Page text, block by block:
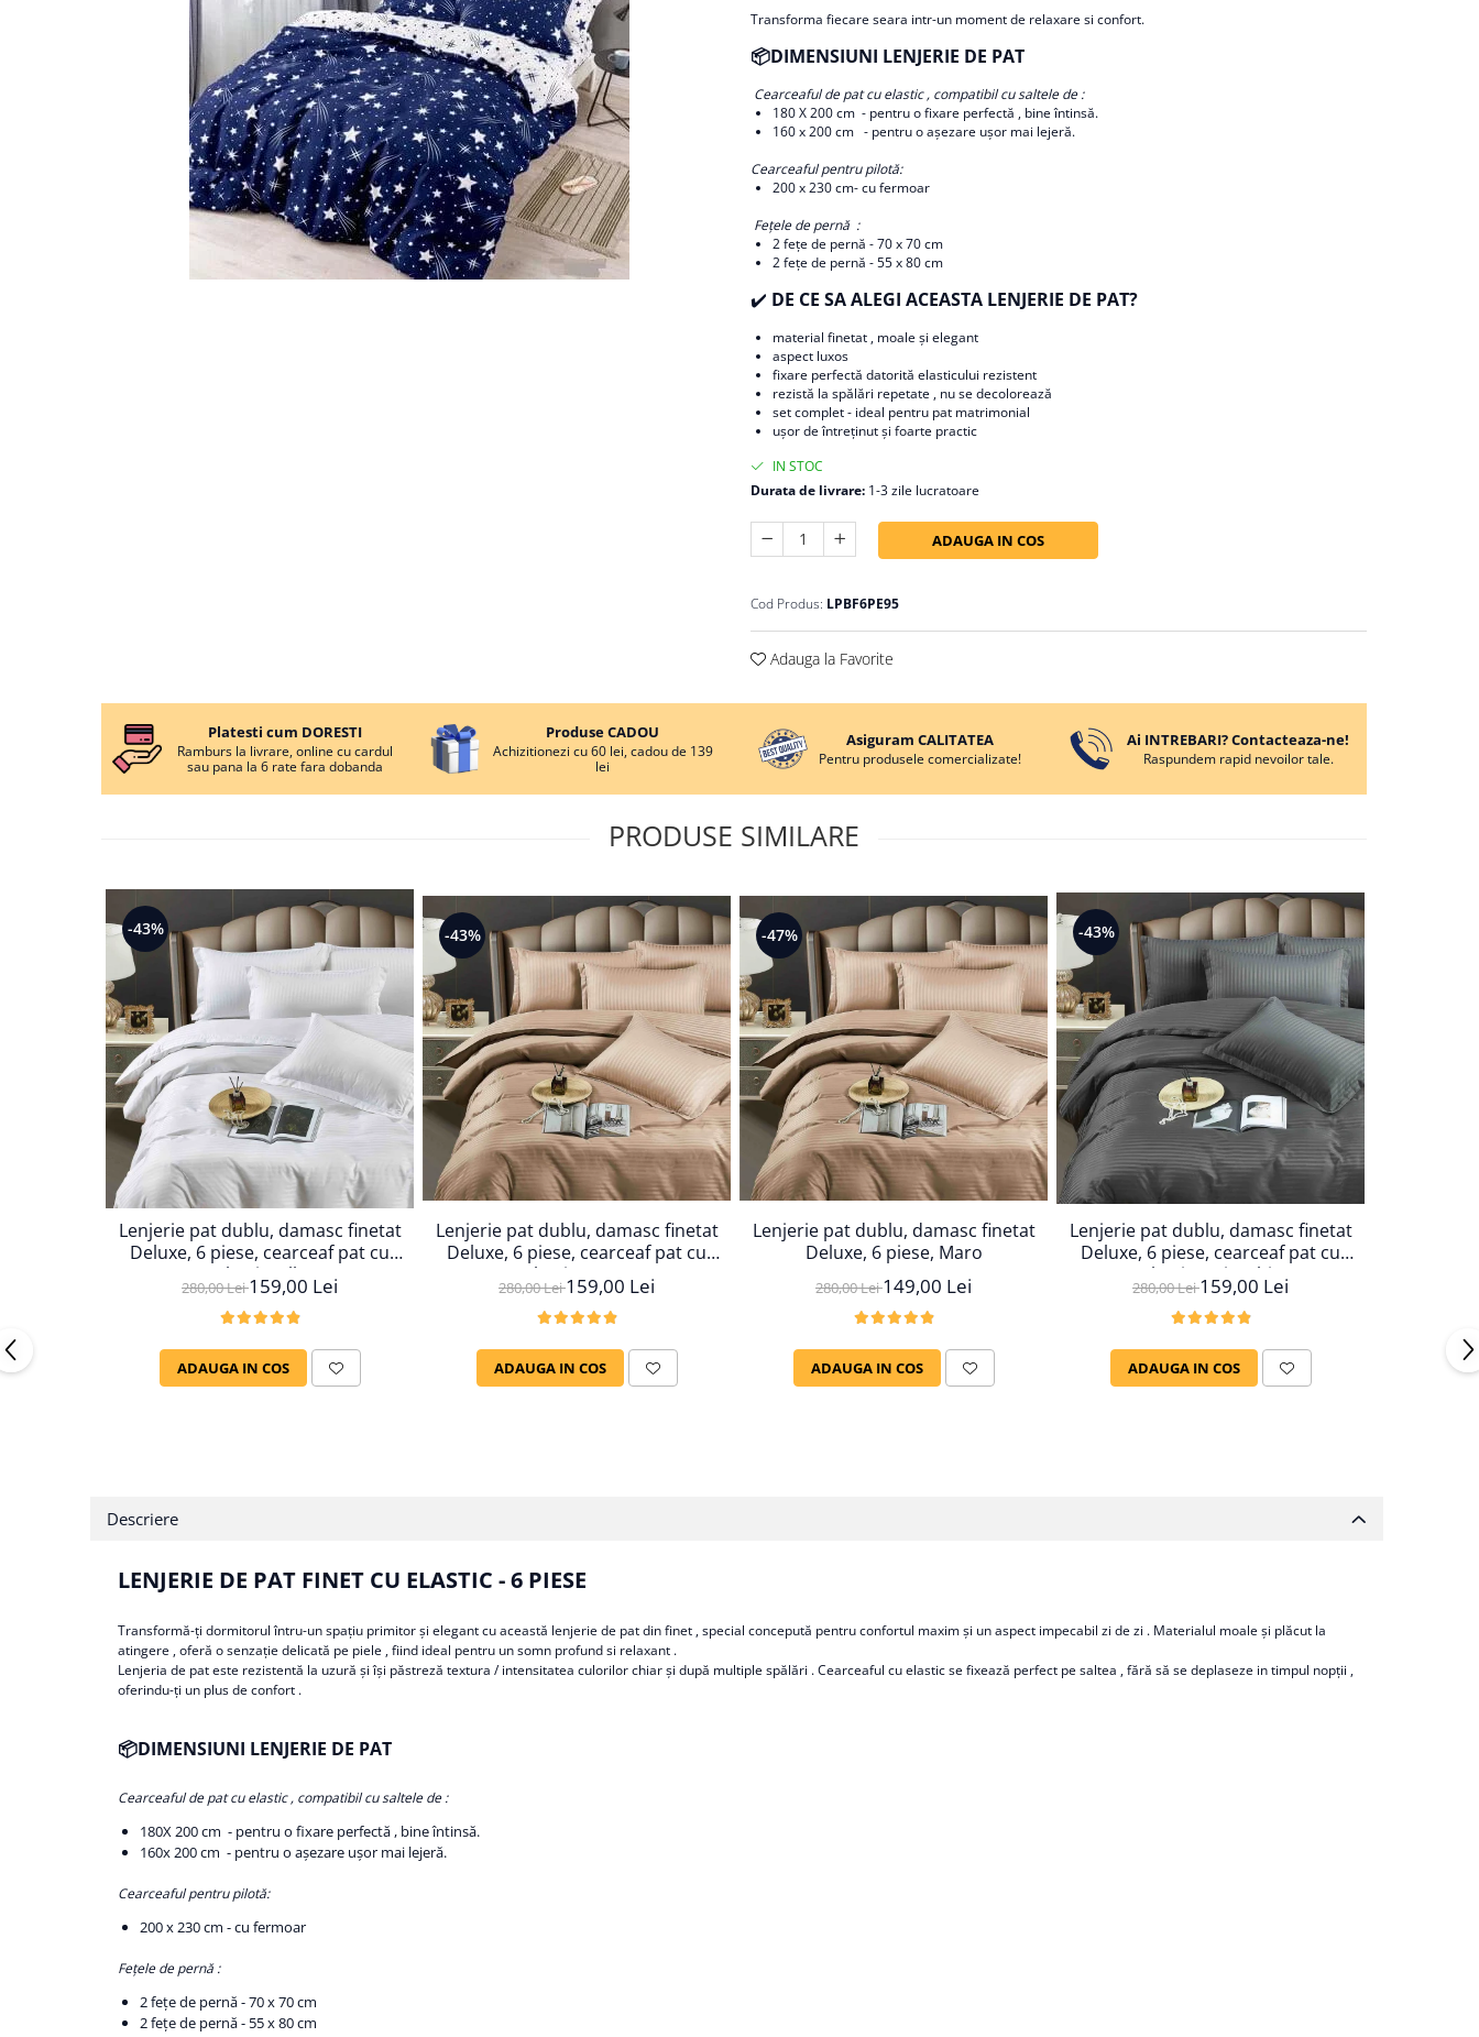
Lenjerii De Pat Creponate
Lenjerii De Pat Bumbac Poplin 2
Lenjerii De Pat Bumbac Poplin,
Lenjerii De Pat Bumbac Satinat 2
Lenjerii Damasc Egiptean King Size
Lenjerii De Pat, Finet Premium, 1
Transforma fiecare seara intr-un moment de relaxare si confort.
📦DIMENSIUNI LENJERIE DE PAT
Cearceaful de pat cu elastic , compatibil cu saltele de :
180 X 200 cm - pentru o fixare perfectă , bine întinsă.
​​​​160 x 200 cm - pentru o așezare ușor mai lejeră.
Cearceaful pentru pilotă:
200 x 230 cm- cu fermoar
Fețele de pernă :
2 fețe de pernă - 70 x 70 cm
2 fețe de pernă - 55 x 80 cm
✔️ DE CE SA ALEGI ACEASTA LENJERIE DE PAT?
material finetat , moale și elegant
aspect luxos
fixare perfectă datorită elasticului rezistent
rezistă la spălări repetate , nu se decolorează
set complet - ideal pentru pat matrimonial
ușor de întreținut și foarte practic
IN STOC
Durata de livrare: 1-3 zile lucratoare
ADAUGA IN COS
Cod Produs: LPBF6PE95
Adauga la Favorite
Platesti cum DORESTI
Ramburs la livrare, online cu cardul
sau pana la 6 rate fara dobanda
Produse CADOU
Achizitionezi cu 60 lei, cadou de 139
lei
Asiguram CALITATEA
Pentru produsele comercializate!
Ai INTREBARI? Contacteaza-ne!
Raspundem rapid nevoilor tale.
PRODUSE SIMILARE
-43%
Lenjerie pat dublu, damasc finetat
Deluxe, 6 piese, cearceaf pat cu
elastic, Alb
280,00 Lei159,00 Lei
ADAUGA IN COS
-43%
Lenjerie pat dublu, damasc finetat
Deluxe, 6 piese, cearceaf pat cu
elastic, Maro
280,00 Lei159,00 Lei
ADAUGA IN COS
-47%
Lenjerie pat dublu, damasc finetat
Deluxe, 6 piese, Maro
280,00 Lei149,00 Lei
ADAUGA IN COS
-43%
Lenjerie pat dublu, damasc finetat
Deluxe, 6 piese, cearceaf pat cu
elastic, Gri Inchis
280,00 Lei159,00 Lei
ADAUGA IN COS
Descriere
LENJERIE DE PAT FINET CU ELASTIC - 6 PIESE
Transformă-ți dormitorul întru-un spațiu primitor și elegant cu această lenjerie de pat din finet , special concepută pentru confortul maxim și un aspect impecabil zi de zi . Materialul moale și plăcut la
atingere , oferă o senzație delicată pe piele , fiind ideal pentru un somn profund si relaxant .
Lenjeria de pat este rezistentă la uzură și își păstreză textura / intensitatea culorilor chiar și după multiple spălări . Cearceaful cu elastic se fixează perfect pe saltea , fără să se deplaseze in timpul nopții ,
oferindu-ți un plus de confort .
📦DIMENSIUNI LENJERIE DE PAT
Cearceaful de pat cu elastic , compatibil cu saltele de :
180X 200 cm - pentru o fixare perfectă , bine întinsă.
160x 200 cm - pentru o așezare ușor mai lejeră.
Cearceaful pentru pilotă:
200 x 230 cm - cu fermoar
Fețele de pernă :
2 fețe de pernă - 70 x 70 cm
2 fețe de pernă - 55 x 80 cm